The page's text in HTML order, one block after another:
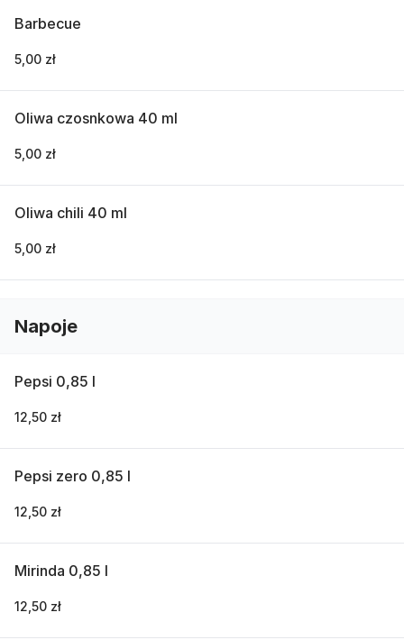
Barbecue
5,00 zł
Oliwa czosnkowa 40 ml
5,00 zł
Oliwa chili 40 ml
5,00 zł
Napoje
Pepsi 0,85 l
12,50 zł
Pepsi zero 0,85 l
12,50 zł
Mirinda 0,85 l
12,50 zł